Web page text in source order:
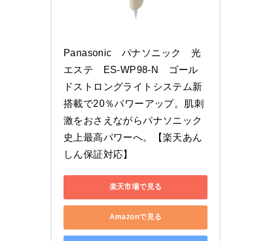
Panasonic　パナソニック　光
エステ　ES-WP98-N　ゴール
ドストロングライトシステム新
搭載で20％パワーアップ。肌刺
激をおさえながらパナソニック
史上最高パワーへ。【楽天あん
しん保証対応】
楽天市場で見る
Amazonで見る